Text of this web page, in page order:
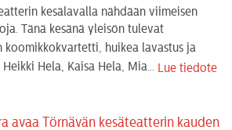
kesälavalla nähdään viimeisen
Tänä kesänä yleisön tulevat
koomikkokvartetti, huikea lavastus ja
Hela, Kaisa Hela, Mia...
Lue tiedote
avaa Törnävän kesäteatterin kauden